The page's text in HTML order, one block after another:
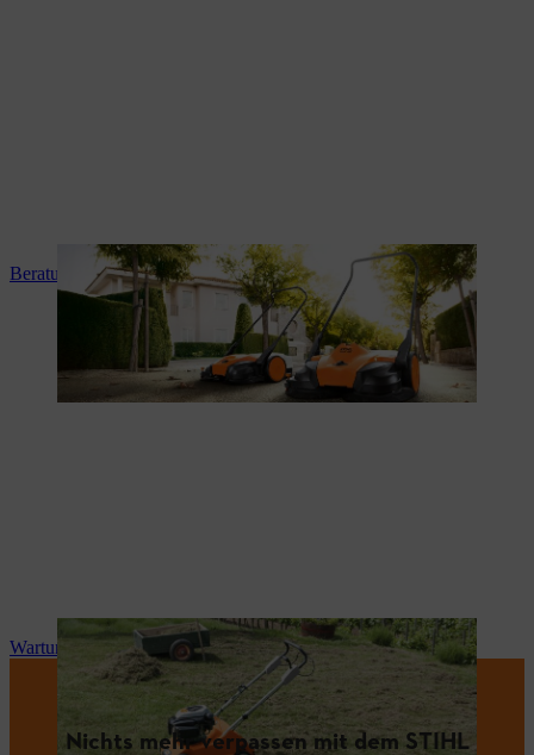
Beratung und Produkteinweisung
Wartung und Reparatur
Nichts mehr verpassen mit dem STIHL